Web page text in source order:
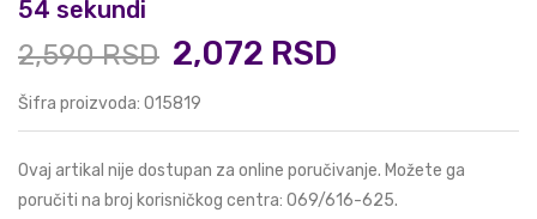
53 sekundi
2,590 RSD 2,072 RSD
Šifra proizvoda: 015819
Ovaj artikal nije dostupan za online poručivanje. Možete ga
poručiti na broj korisničkog centra: 069/616-625.